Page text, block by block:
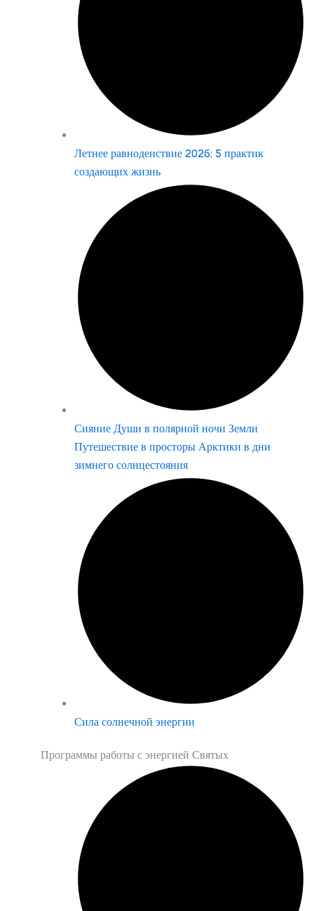
Летнее равноденствие 2026: 5 практик
создающих жизнь
Сияние Души в полярной ночи Земли
Путешествие в просторы Арктики в дни
зимнего солнцестояния
Сила солнечной энергии
Программы работы с энергией Святых